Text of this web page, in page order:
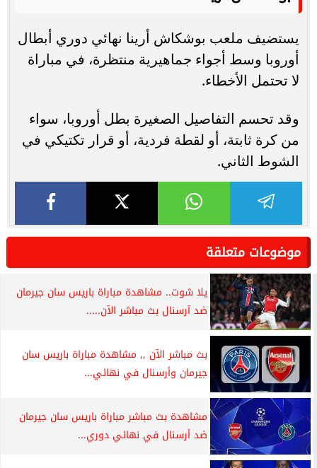
يستضيف ملعب بوشكاش أرينا نهائي دوري أبطال
أوروبا وسط أجواء جماهيرية منتظرة، في مباراة
لا تحتمل الأخطاء.
وقد تحسم التفاصيل الصغيرة بطل أوروبا، سواء
من كرة ثابتة، أو لقطة فردية، أو قرار تكتيكي في
الشوط الثاني.
موضوعات متعلقة
يلا شوت.. مشاهدة مباراة باريس سان جيرمان
ضد آرسنال بث مباشر الآن.....
بث مباشر الآن ,, مشاهدة مباراة باريس سان
جيرمان وأرسنال في نهائي...
مشاهدة بث مباشر مباراة باريس سان جيرمان
ضد أرسنال في نهائي دوري...